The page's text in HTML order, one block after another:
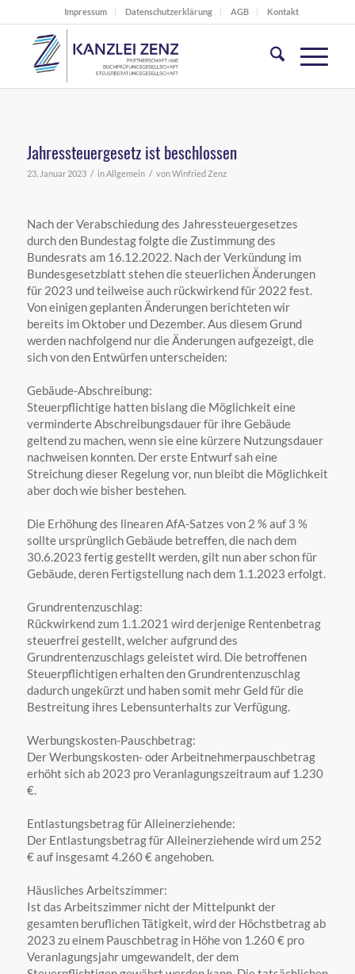
Impressum Datenschutzerklärung AGB Kontakt
Jahressteuergesetz ist beschlossen
23. Januar 2023 / inAllgemein / vonWinfried Zenz
Nach der Verabschiedung des Jahressteuergesetzes
durch den Bundestag folgte die Zustimmung des
Bundesrats am 16.12.2022. Nach der Verkündung im
Bundesgesetzblatt stehen die steuerlichen Änderungen
für 2023 und teilweise auch rückwirkend für 2022 fest.
Von einigen geplanten Änderungen berichteten wir
bereits im Oktober und Dezember. Aus diesem Grund
werden nachfolgend nur die Änderungen aufgezeigt, die
sich von den Entwürfen unterscheiden:
Gebäude-Abschreibung:
Steuerpflichtige hatten bislang die Möglichkeit eine
verminderte Abschreibungsdauer für ihre Gebäude
geltend zu machen, wenn sie eine kürzere Nutzungsdauer
nachweisen konnten. Der erste Entwurf sah eine
Streichung dieser Regelung vor, nun bleibt die Möglichkeit
aber doch wie bisher bestehen.
Die Erhöhung des linearen AfA-Satzes von 2 % auf 3 %
sollte ursprünglich Gebäude betreffen, die nach dem
30.6.2023 fertig gestellt werden, gilt nun aber schon für
Gebäude, deren Fertigstellung nach dem 1.1.2023 erfolgt.
Grundrentenzuschlag:
Rückwirkend zum 1.1.2021 wird derjenige Rentenbetrag
steuerfrei gestellt, welcher aufgrund des
Grundrentenzuschlags geleistet wird. Die betroffenen
Steuerpflichtigen erhalten den Grundrentenzuschlag
dadurch ungekürzt und haben somit mehr Geld für die
Bestreitung ihres Lebensunterhalts zur Verfügung.
Werbungskosten-Pauschbetrag:
Der Werbungskosten- oder Arbeitnehmerpauschbetrag
erhöht sich ab 2023 pro Veranlagungszeitraum auf 1.230
€.
Entlastungsbetrag für Alleinerziehende:
Der Entlastungsbetrag für Alleinerziehende wird um 252
€ auf insgesamt 4.260 € angehoben.
Häusliches Arbeitszimmer:
Ist das Arbeitszimmer nicht der Mittelpunkt der
gesamten beruflichen Tätigkeit, wird der Höchstbetrag ab
2023 zu einem Pauschbetrag in Höhe von 1.260 € pro
Veranlagungsjahr umgewandelt, der dem